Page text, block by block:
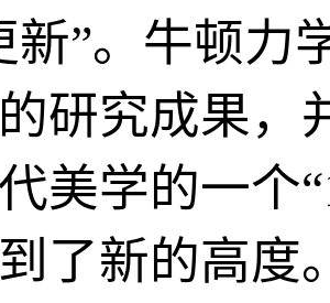
新”。牛顿力
研究成果，
美学的一个
了新的高度